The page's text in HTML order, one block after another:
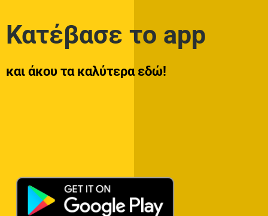
Κατέβασε το app
και άκου τα καλύτερα εδώ!